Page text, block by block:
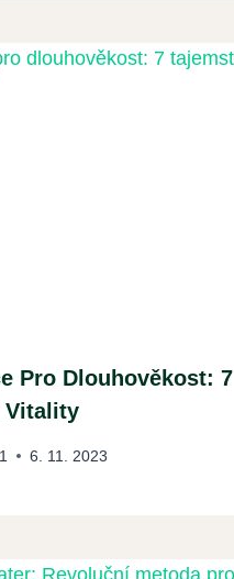
Pro Dlouhověkost: 7
Vitality
6. 11. 2023